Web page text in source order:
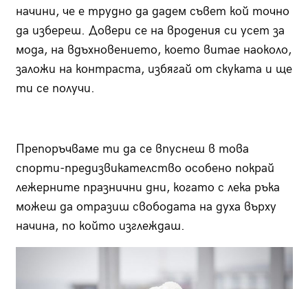
начини, че е трудно да дадем съвет кой точно
да избереш. Довери се на вродения си усет за
мода, на вдъхновението, което витае наоколо,
заложи на контраста, избягай от скуката и ще
ти се получи.
Препоръчваме ти да се впуснеш в това
спорти-предизвикателство особено покрай
лежерните празнични дни, когато с лека ръка
можеш да отразиш свободата на духа върху
начина, по който изглеждаш.